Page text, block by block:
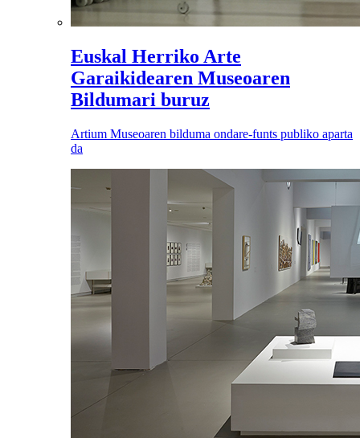
Euskal Herriko Arte
Garaikidearen Museoaren
Bildumari buruz
Artium Museoaren bilduma ondare-funts publiko aparta
da